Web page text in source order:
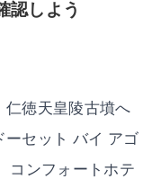
認しよう
徳天皇陵古墳へ
セット バイ アゴ
コンフォートホテ